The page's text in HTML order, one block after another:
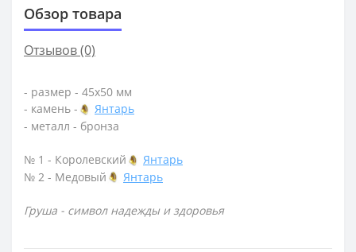
Обзор товара
Отзывов (0)
- размер - 45х50 мм
- камень -
Янтарь
- металл - бронза
№ 1 - Королевский
Янтарь
№ 2 - Медовый
Янтарь
Груша - символ надежды и здоровья